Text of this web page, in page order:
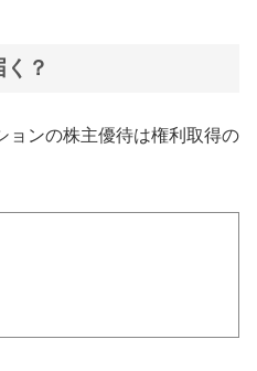
？
ョンの株主優待は権利取得の